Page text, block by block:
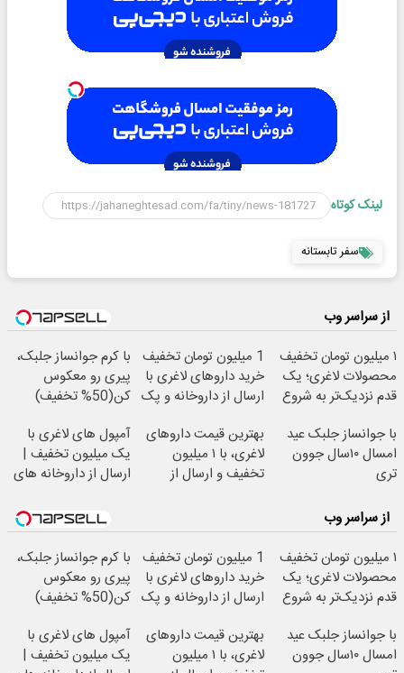
لینک کوتاه
سفر تابستانه
از سراسر وب
۱ میلیون تومان تخفیف
محصولات لاغری؛ یک
قدم نزدیک‌تر به شروع
1 میلیون تومان تخفیف
خرید داروهای لاغری با
ارسال از داروخانه و پک
با کرم جوانساز جلبک،
پیری رو معکوس
کن(50% تخفیف)
با جوانساز جلبک عید
امسال ۱۰سال جوون
تری
بهترین قیمت داروهای
لاغری، با ۱ میلیون
تخفیف و ارسال از
آمپول های لاغری با
یک میلیون تخفیف |
ارسال از داروخانه های
از سراسر وب
۱ میلیون تومان تخفیف
محصولات لاغری؛ یک
قدم نزدیک‌تر به شروع
1 میلیون تومان تخفیف
خرید داروهای لاغری با
ارسال از داروخانه و پک
با کرم جوانساز جلبک،
پیری رو معکوس
کن(50% تخفیف)
با جوانساز جلبک عید
امسال ۱۰سال جوون
بهترین قیمت داروهای
لاغری، با ۱ میلیون
آمپول های لاغری با
یک میلیون تخفیف |